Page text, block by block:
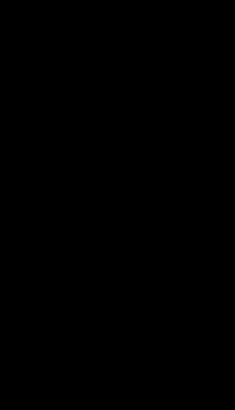
des
Vorhaben
– erstmals
im Mai 1966 im Zuge
entstanden. (fl)
Babelsberg.